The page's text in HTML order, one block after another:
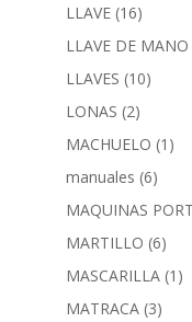
LLAVE (16)
LLAVE DE MANO
LLAVES (10)
LONAS (2)
MACHUELO (1)
manuales (6)
MAQUINAS
MARTILLO (6)
MASCARILLA (1)
MATRACA (3)